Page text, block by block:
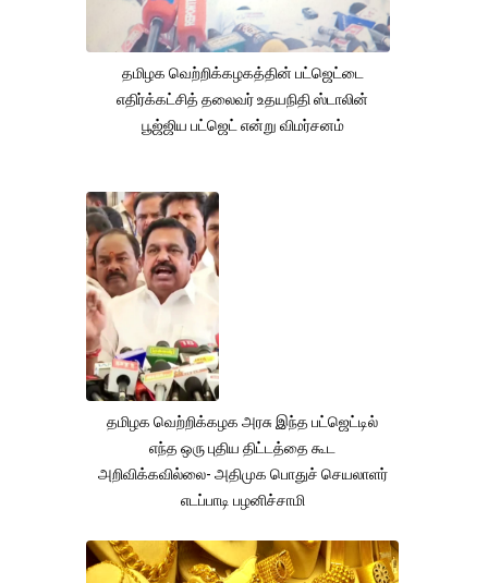
தமிழக வெற்றிக்கழகத்தின் பட்ஜெட்டை
எதிர்க்கட்சித் தலைவர் உதயநிதி ஸ்டாலின்
பூஜ்ஜிய பட்ஜெட் என்று விமர்சனம்
தமிழக வெற்றிக்கழக அரசு இந்த பட்ஜெட்டில்
எந்த ஒரு புதிய திட்டத்தை கூட
அறிவிக்கவில்லை- அதிமுக பொதுச் செயலாளர்
எடப்பாடி பழனிச்சாமி